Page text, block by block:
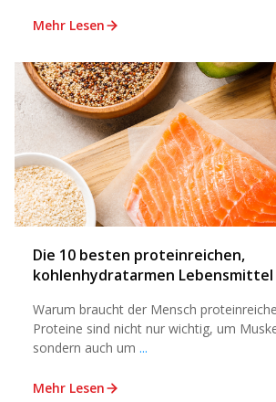
Mehr Lesen
Die 10 besten proteinreichen,
kohlenhydratarmen Lebensmittel
Warum braucht der Mensch
Proteine sind nicht nur wichtig, um
sondern auch um ...
Mehr Lesen